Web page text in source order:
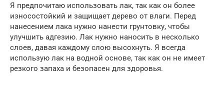
Я предпочитаю использовать лак, так как он более
износостойкий и защищает дерево от влаги. Перед
нанесением лака нужно нанести грунтовку, чтобы
улучшить адгезию. Лак нужно наносить в несколько
слоев, давая каждому слою высохнуть. Я всегда
использую лак на водной основе, так как он не имеет
резкого запаха и безопасен для здоровья.